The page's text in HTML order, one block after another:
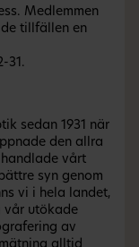
Medlemmen
tillfällen en
31.
sedan 1931 när
den allra
vårt
syn genom
vi i hela landet,
vår utökade
av